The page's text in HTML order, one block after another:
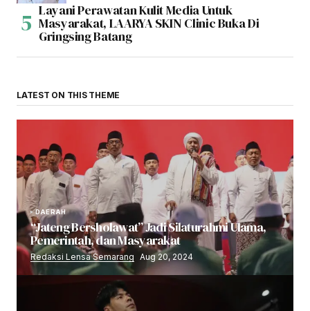
Layani Perawatan Kulit Media Untuk
Masyarakat, LAARYA SKIN Clinic Buka Di
Gringsing Batang
LATEST ON THIS THEME
DAERAH
“Jateng Bersholawat” Jadi Silaturahmi Ulama,
Pemerintah, dan Masyarakat
Redaksi Lensa Semarang Aug 20, 2024